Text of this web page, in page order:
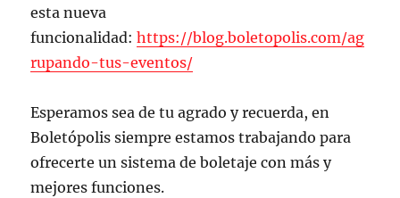
esta nueva
funcionalidad:https://blog.boletopolis.com/ag
rupando-tus-eventos/
Esperamos sea de tu agrado y recuerda, en
Boletópolis siempre estamos trabajando para
ofrecerte un sistema de boletaje con más y
mejores funciones.